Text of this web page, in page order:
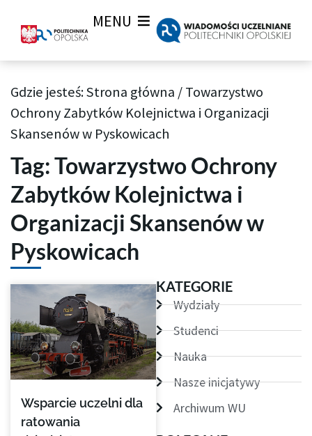
MENU
Archiwum Tagów aktualności Wiadomości uczelnianych
Gdzie jesteś:Strona główna /Towarzystwo
Ochrony Zabytków Kolejnictwa i Organizacji
Skansenów w Pyskowicach
Tag: Towarzystwo Ochrony
Zabytków Kolejnictwa i
Organizacji Skansenów w
Pyskowicach
Wsparcie uczelni dla
ratowania
KATEGORIE
Wydziały
Studenci
Nauka
Nasze inicjatywy
Archiwum WU